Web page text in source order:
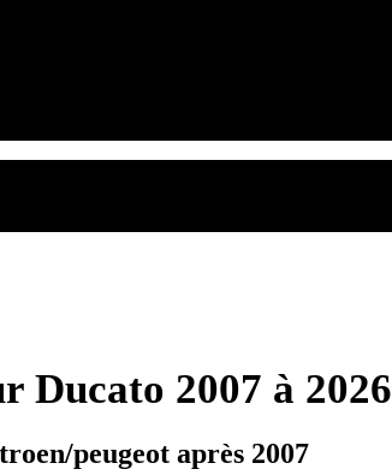
Ducato 2007 à 2026
peugeot après 2007